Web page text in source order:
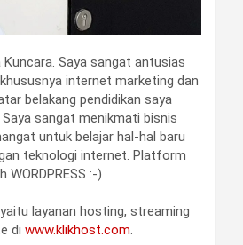
Saya sangat antusias
internet marketing dan
belakang pendidikan saya
sangat menikmati bisnis
untuk belajar hal-hal baru
teknologi internet. Platform
:-)
layanan hosting, streaming
diwww.klikhost.com.